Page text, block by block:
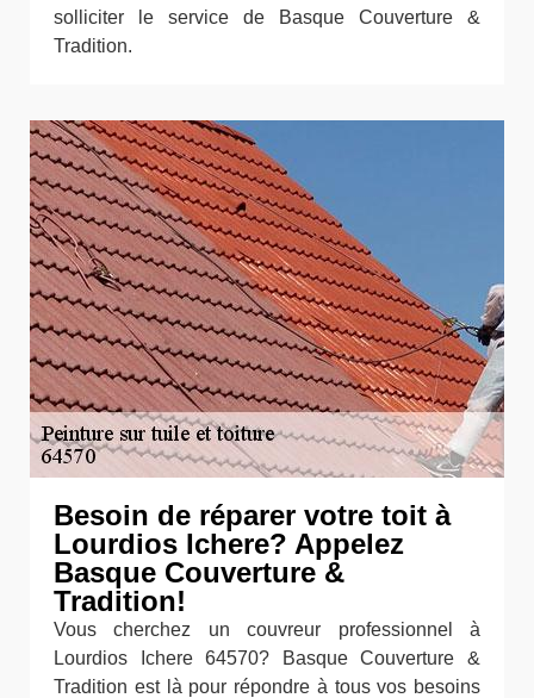
solliciter le service de Basque Couverture &
Tradition.
Besoin de réparer votre toit à
Lourdios Ichere? Appelez
Basque Couverture &
Tradition!
Vous cherchez un couvreur professionnel à
Lourdios Ichere 64570? Basque Couverture &
Tradition est là pour répondre à tous vos besoins